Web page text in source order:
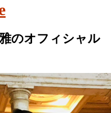
のオフィシャル